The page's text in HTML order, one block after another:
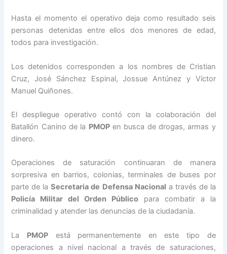
Hasta el momento el operativo deja como resultado seis
personas detenidas entre ellos dos menores de edad,
todos para investigación.
Los detenidos corresponden a los nombres de Cristian
Cruz, José Sánchez Espinal, Jossue Antúnez y Víctor
Manuel Quiñones.
El despliegue operativo contó con la colaboración del
Batallón Canino de la PMOPen busca de drogas, armas y
dinero.
Operaciones de saturación continuaran de manera
sorpresiva en barrios, colonias, terminales de buses por
parte de laSecretaria de Defensa Nacional a través de la
Policía Militar del Orden Público para combatir a la
criminalidad y atender las denuncias de la ciudadanía.
La PMOP está permanentemente en este tipo de
operaciones a nivel nacional a través de saturaciones,